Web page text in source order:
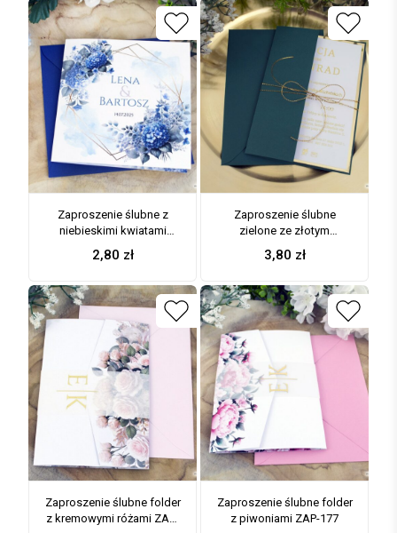
Zaproszenie ślubne z
niebieskimi kwiatami
hortensji i złotymi liniami
ZAP-41-75
2,80 zł
Zaproszenie ślubne
zielone ze złotym
wnętrzem ZAP-196-3
3,80 zł
Zaproszenie ślubne folder
z kremowymi różami ZAP-
Zaproszenie ślubne folder
z piwoniami ZAP-177